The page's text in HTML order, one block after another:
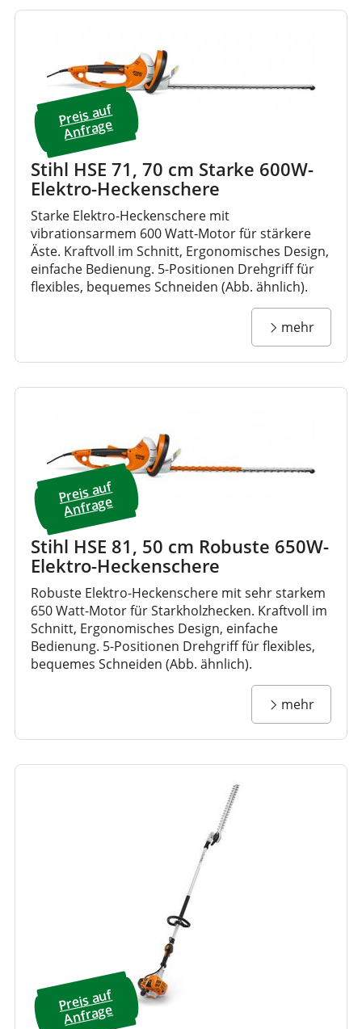
Preis a
uf
A
nfrage
Stihl HSE 71, 70 cm Starke 600W-
Elektro-Heckenschere
Starke Elektro-Heckenschere mit
vibrationsarmem 600 Watt-Motor für stärkere
Äste. Kraftvoll im Schnitt, Ergonomisches Design,
einfache Bedienung. 5-Positionen Drehgriff für
flexibles, bequemes Schneiden (Abb. ähnlich).
mehr
Preis a
uf
A
nfrage
Stihl HSE 81, 50 cm Robuste 650W-
Elektro-Heckenschere
Robuste Elektro-Heckenschere mit sehr starkem
650 Watt-Motor für Starkholzhecken. Kraftvoll im
Schnitt, Ergonomisches Design, einfache
Bedienung. 5-Positionen Drehgriff für flexibles,
bequemes Schneiden (Abb. ähnlich).
mehr
Preis a
uf
A
nfrage